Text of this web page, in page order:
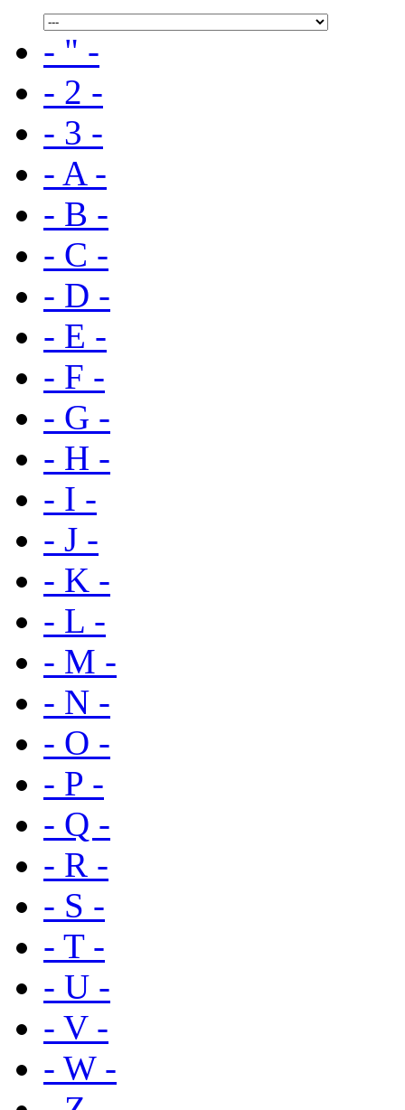
- " -
- 2 -
- 3 -
- A -
- B -
- C -
- D -
- E -
- F -
- G -
- H -
- I -
- J -
- K -
- L -
- M -
- N -
- O -
- P -
- Q -
- R -
- S -
- T -
- U -
- V -
- W -